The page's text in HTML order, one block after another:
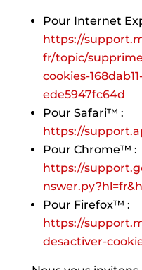
Pour Internet
https://
fr/topic/
cookies-
ede5947fc64d
Pour Safari™ :
https://
Pour Chrome™ :
https://
Pour Firefox™ :
https://
desactiver-